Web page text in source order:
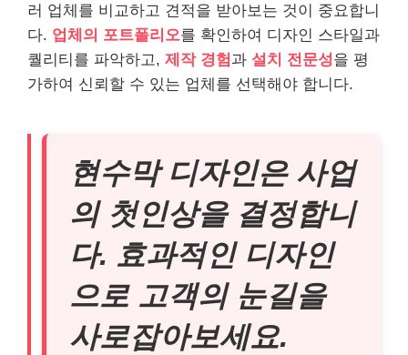
러 업체를 비교하고 견적을 받아보는 것이 중요합니
다. 업체의 포트폴리오를 확인하여 디자인 스타일과
퀄리티를 파악하고, 제작 경험과 설치 전문성을 평
가하여 신뢰할 수 있는 업체를 선택해야 합니다.
현수막 디자인은 사업
의 첫인상을 결정합니
다. 효과적인 디자인
으로 고객의 눈길을
사로잡아보세요.